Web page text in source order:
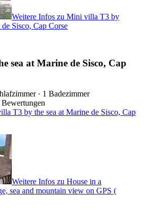
Weitere Infos zu Mini villa T3 by
Sisco, Cap Corse
sea at Marine de Sisco, Cap
· 1 Badezimmer
T3 by the sea at Marine de Sisco, Cap
Weitere Infos zu House in a
sea and mountain view on GPS (